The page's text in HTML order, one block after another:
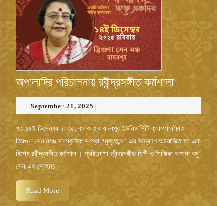
অপালাদির পরিচালনায় রবীন্দ্রসঙ্গীত কর্মশালাঅপালাদির
পরিচালনায়
কর্মশালা
September 21, 2025 September
21,
2025
|
গত ১৪ই ডিসেম্বর ২০২৫, কলকাতার যাদবপুর ইউনিভার্সিটি ক্যাম্পাসস্থিত
ত্রিগুণা সেন মঞ্চে সাংস্কৃতিক সংস্থা “মুক্তছন্দ”-এর উদ্যোগে আয়োজিত হয় এক
বিশেষ রবীন্দ্রসঙ্গীত কর্মশালা। প্রথিতযশা রবীন্দ্রসঙ্গীত শিল্পী ও শিক্ষিকা অপালা বসু
সেন-এর স্নেহময়
Read More